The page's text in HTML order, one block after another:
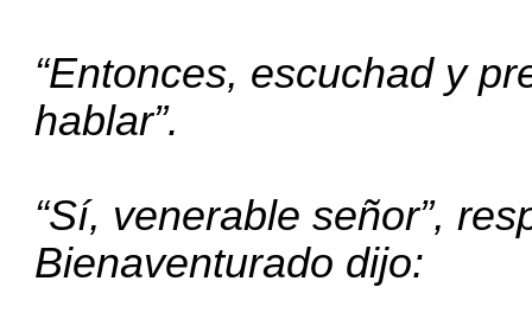
“Entonces, escuchad y
hablar”.
“Sí, venerable señor”,
Bienaventurado dijo: